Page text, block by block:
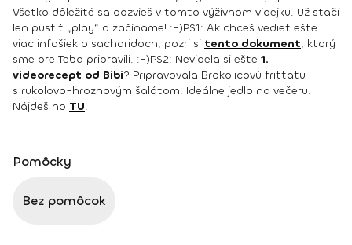
Všetko dôležité sa dozvieš v tomto výživnom videjku. Už stačí
len pustiť „play“ a začíname! :-)PS1: Ak chceš vedieť ešte
viac infošiek o sacharidoch, pozri si tento dokument, ktorý
sme pre Teba pripravili. :-)PS2: Nevidela si ešte 1.
videorecept od Bibi? Pripravovala Brokolicovú frittatu
s rukolovo-hroznovým šalátom. Ideálne jedlo na večeru.
Nájdeš ho TU.
Pomôcky
Bez pomôcok